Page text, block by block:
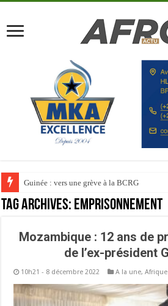
Guinée : vers une grève à la BCRG
Tag Archives: Emprisonnement
Mozambique : 12 ans de
de l’ex-président
10h21 - 8 décembre 2022 A la une,Afrique